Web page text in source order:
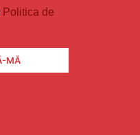
Politica de